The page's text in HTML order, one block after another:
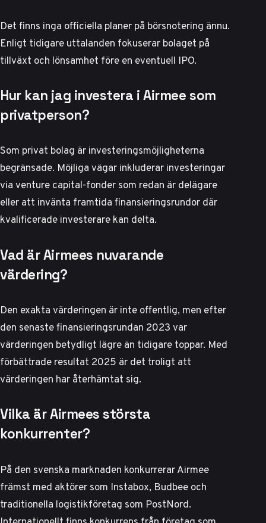
Det finns inga officiella planer på börsnotering ännu.
Enligt tidigare uttalanden fokuserar bolaget på
tillväxt och lönsamhet före en eventuell IPO.
Hur kan jag investera i Airmee som
privatperson?
Som privat bolag är investeringsmöjligheterna
begränsade. Möjliga vägar inkluderar investeringar
via venture capital-fonder som redan är delägare
eller att invänta framtida finansieringsrundor där
kvalificerade investerare kan delta.
Vad är Airmees nuvarande
värdering?
Den exakta värderingen är inte offentlig, men efter
den senaste finansieringsrundan 2023 var
värderingen betydligt lägre än tidigare toppar. Med
förbättrade resultat 2025 är det troligt att
värderingen har återhämtat sig.
Vilka är Airmees största
konkurrenter?
På den svenska marknaden konkurrerar Airmee
främst med aktörer som Instabox, Budbee och
traditionella logistikföretag som PostNord.